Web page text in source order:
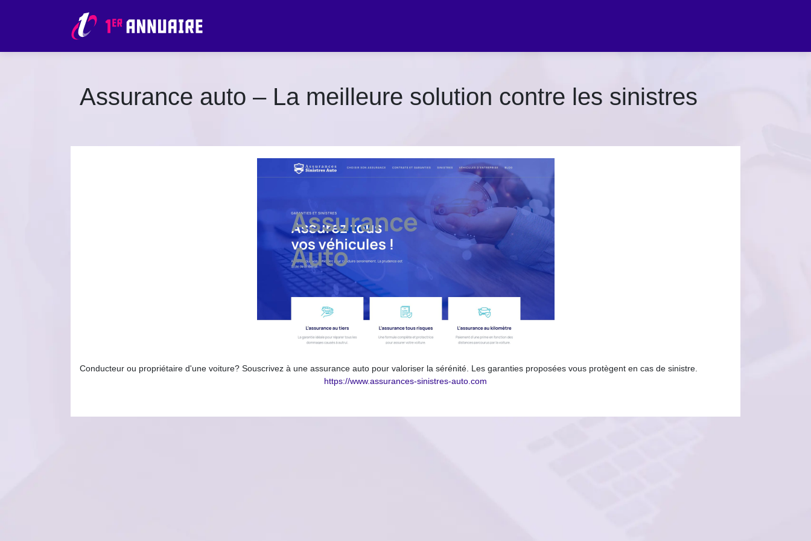
Assurance auto – La meilleure solution contre les sinistres
Conducteur ou propriétaire d'une voiture? Souscrivez à une assurance auto pour valoriser la sérénité. Les garanties proposées vous protègent en cas de sinistre.
https://www.assurances-sinistres-auto.com